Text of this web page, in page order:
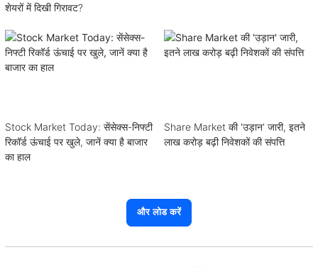
शेयरों में दिखी गिरावट?
Stock Market Today: सेंसेक्स-निफ्टी
रिकॉर्ड ऊंचाई पर खुले, जानें क्या है बाजार
का हाल
Share Market की 'उड़ान' जारी, इतने
लाख करोड़ बढ़ी निवेशकों की संपत्ति
और लोड करें